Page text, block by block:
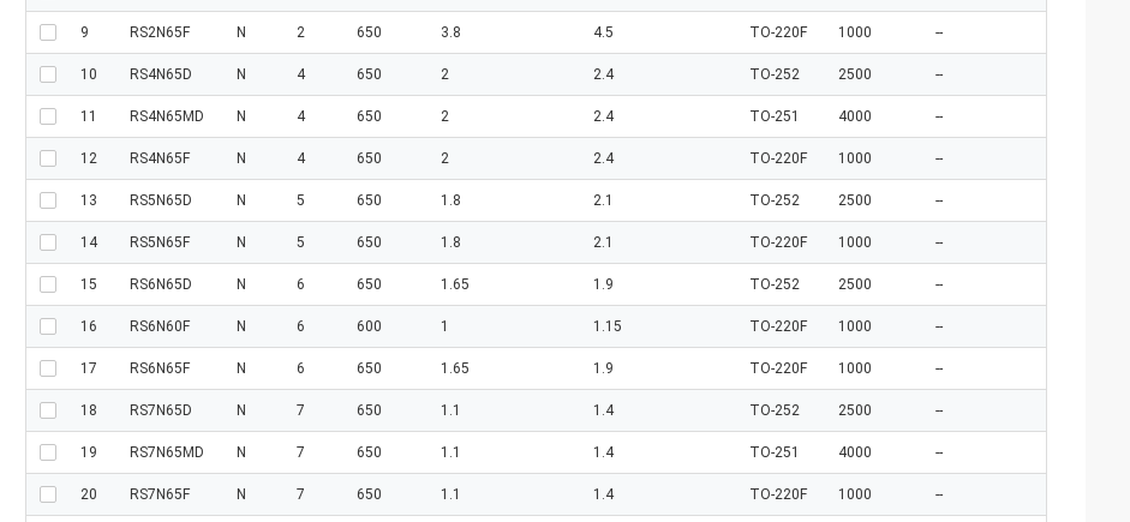
9 RS2N65F N 2 650 3.8 4.5 TO-220F 1000 --
10 RS4N65D N 4 650 2 2.4 TO-252 2500 --
11 RS4N65MD N 4 650 2 2.4 TO-251 4000 --
12 RS4N65F N 4 650 2 2.4 TO-220F 1000 --
13 RS5N65D N 5 650 1.8 2.1 TO-252 2500 --
14 RS5N65F N 5 650 1.8 2.1 TO-220F 1000 --
15 RS6N65D N 6 650 1.65 1.9 TO-252 2500 --
16 RS6N60F N 6 600 1 1.15 TO-220F 1000 --
17 RS6N65F N 6 650 1.65 1.9 TO-220F 1000 --
18 RS7N65D N 7 650 1.1 1.4 TO-252 2500 --
19 RS7N65MD N 7 650 1.1 1.4 TO-251 4000 --
20 RS7N65F N 7 650 1.1 1.4 TO-220F 1000 --